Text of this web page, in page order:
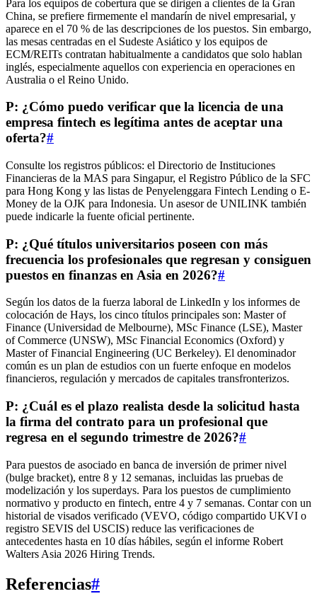
Para los equipos de cobertura que se dirigen a clientes de la Gran
China, se prefiere firmemente el mandarín de nivel empresarial, y
aparece en el 70 % de las descripciones de los puestos. Sin embargo,
las mesas centradas en el Sudeste Asiático y los equipos de
ECM/REITs contratan habitualmente a candidatos que solo hablan
inglés, especialmente aquellos con experiencia en operaciones en
Australia o el Reino Unido.
P: ¿Cómo puedo verificar que la licencia de una
empresa fintech es legítima antes de aceptar una
oferta?#
Consulte los registros públicos: el Directorio de Instituciones
Financieras de la MAS para Singapur, el Registro Público de la SFC
para Hong Kong y las listas de Penyelenggara Fintech Lending o E-
Money de la OJK para Indonesia. Un asesor de UNILINK también
puede indicarle la fuente oficial pertinente.
P: ¿Qué títulos universitarios poseen con más
frecuencia los profesionales que regresan y consiguen
puestos en finanzas en Asia en 2026?#
Según los datos de la fuerza laboral de LinkedIn y los informes de
colocación de Hays, los cinco títulos principales son: Master of
Finance (Universidad de Melbourne), MSc Finance (LSE), Master
of Commerce (UNSW), MSc Financial Economics (Oxford) y
Master of Financial Engineering (UC Berkeley). El denominador
común es un plan de estudios con un fuerte enfoque en modelos
financieros, regulación y mercados de capitales transfronterizos.
P: ¿Cuál es el plazo realista desde la solicitud hasta
la firma del contrato para un profesional que
regresa en el segundo trimestre de 2026?#
Para puestos de asociado en banca de inversión de primer nivel
(bulge bracket), entre 8 y 12 semanas, incluidas las pruebas de
modelización y los superdays. Para los puestos de cumplimiento
normativo y producto en fintech, entre 4 y 7 semanas. Contar con un
historial de visados verificado (VEVO, código compartido UKVI o
registro SEVIS del USCIS) reduce las verificaciones de
antecedentes hasta en 10 días hábiles, según el informe Robert
Walters Asia 2026 Hiring Trends.
Referencias#